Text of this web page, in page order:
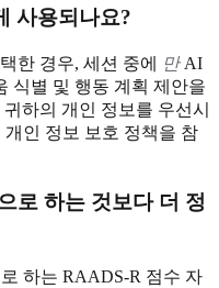
사용되나요?
한 경우, 세션 중에 만AI
식별 및 행동 계획 제안을
하의 개인 정보를 우선시
개인 정보 보호 정책을 참
로 하는 것보다 더 정
하는 RAADS-R 점수 자